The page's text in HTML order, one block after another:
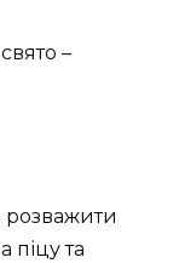
–
розважити
піцу та